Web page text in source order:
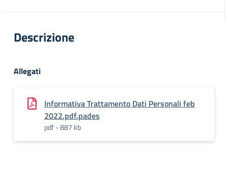
Descrizione
Allegati
Informativa Trattamento Dati Personali feb
2022.pdf.pades
pdf - 887 kb